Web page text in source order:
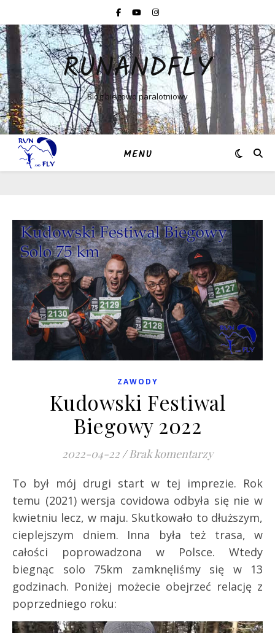
RUNANDFLY
Blog biegowo paralotniowy
MENU
ZAWODY
Kudowski Festiwal
Biegowy 2022
2022-04-22 / Brak komentarzy
To był mój drugi start w tej imprezie. Rok
temu (2021) wersja covidowa odbyła się nie w
kwietniu lecz, w maju. Skutkowało to dłuższym,
cieplejszym dniem. Inna była też trasa, w
całości poprowadzona w Polsce. Wtedy
biegnąc solo 75km zamknęliśmy się w 13
godzinach. Poniżej możecie obejrzeć relację z
poprzedniego roku: